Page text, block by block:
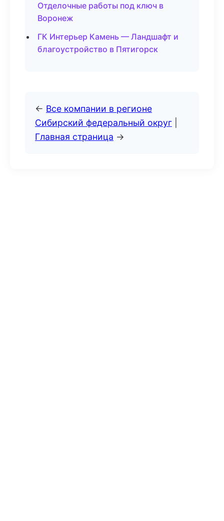
Отделочные работы под ключ в
Воронеж
ГК Интерьер Камень — Ландшафт и
благоустройство в Пятигорск
← Все компании в регионе
Сибирский федеральный округ
Главная страница →